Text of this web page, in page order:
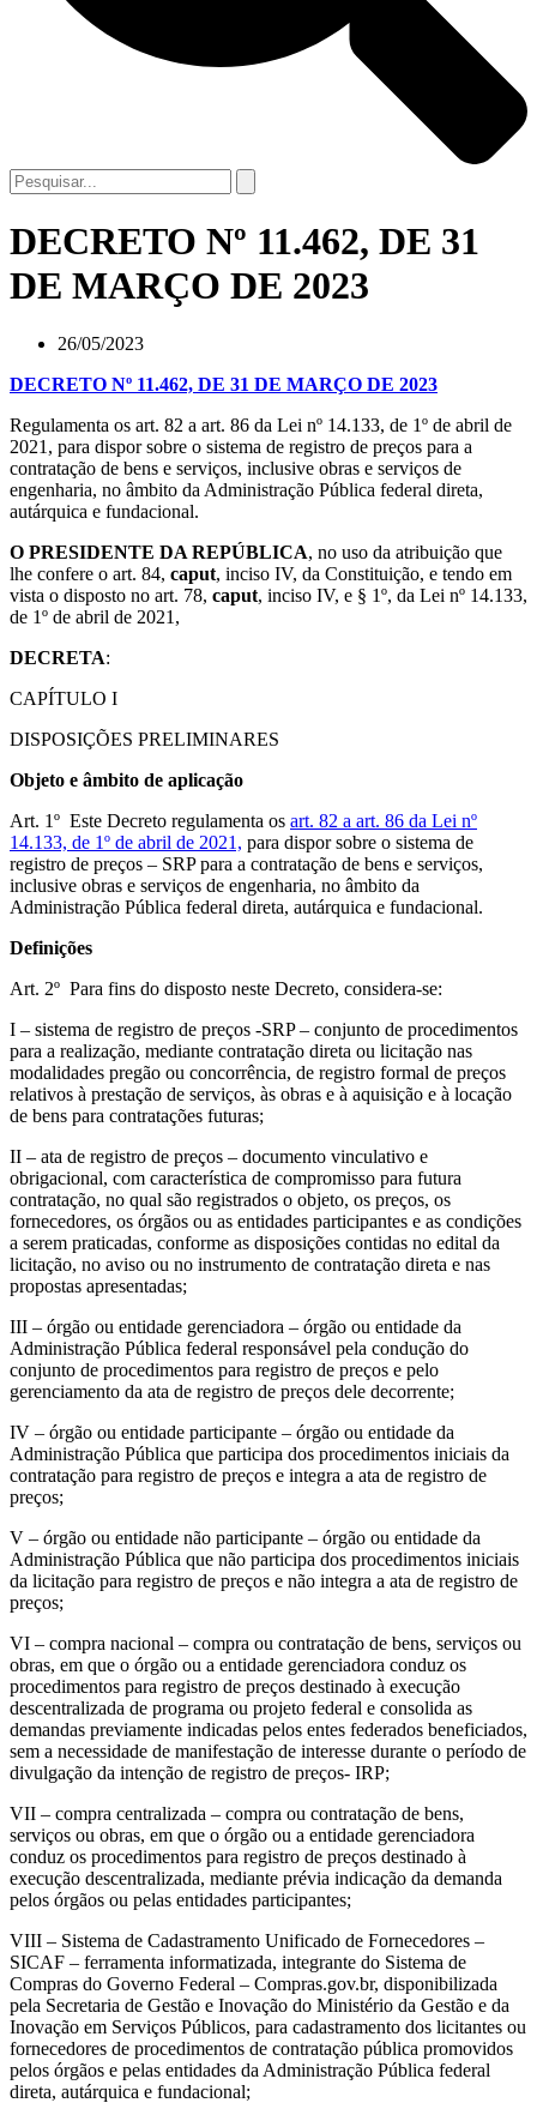
DECRETO Nº 11.462, DE 31
DE MARÇO DE 2023
26/05/2023
DECRETO Nº 11.462, DE 31 DE MARÇO DE 2023
Regulamenta os art. 82 a art. 86 da Lei nº 14.133, de 1º de abril de
2021, para dispor sobre o sistema de registro de preços para a
contratação de bens e serviços, inclusive obras e serviços de
engenharia, no âmbito da Administração Pública federal direta,
autárquica e fundacional.
O PRESIDENTE DA REPÚBLICA, no uso da atribuição que
lhe confere o art. 84, caput, inciso IV, da Constituição, e tendo em
vista o disposto no art. 78, caput, inciso IV, e § 1º, da Lei nº 14.133,
de 1º de abril de 2021,
DECRETA:
CAPÍTULO I
DISPOSIÇÕES PRELIMINARES
Objeto e âmbito de aplicação
Art. 1º Este Decreto regulamenta os art. 82 a art. 86 da Lei nº
14.133, de 1º de abril de 2021, para dispor sobre o sistema de
registro de preços – SRP para a contratação de bens e serviços,
inclusive obras e serviços de engenharia, no âmbito da
Administração Pública federal direta, autárquica e fundacional.
Definições
Art. 2º Para fins do disposto neste Decreto, considera-se:
I – sistema de registro de preços -SRP – conjunto de procedimentos
para a realização, mediante contratação direta ou licitação nas
modalidades pregão ou concorrência, de registro formal de preços
relativos à prestação de serviços, às obras e à aquisição e à locação
de bens para contratações futuras;
II – ata de registro de preços – documento vinculativo e
obrigacional, com característica de compromisso para futura
contratação, no qual são registrados o objeto, os preços, os
fornecedores, os órgãos ou as entidades participantes e as condições
a serem praticadas, conforme as disposições contidas no edital da
licitação, no aviso ou no instrumento de contratação direta e nas
propostas apresentadas;
III – órgão ou entidade gerenciadora – órgão ou entidade da
Administração Pública federal responsável pela condução do
conjunto de procedimentos para registro de preços e pelo
gerenciamento da ata de registro de preços dele decorrente;
IV – órgão ou entidade participante – órgão ou entidade da
Administração Pública que participa dos procedimentos iniciais da
contratação para registro de preços e integra a ata de registro de
preços;
V – órgão ou entidade não participante – órgão ou entidade da
Administração Pública que não participa dos procedimentos iniciais
da licitação para registro de preços e não integra a ata de registro de
preços;
VI – compra nacional – compra ou contratação de bens, serviços ou
obras, em que o órgão ou a entidade gerenciadora conduz os
procedimentos para registro de preços destinado à execução
descentralizada de programa ou projeto federal e consolida as
demandas previamente indicadas pelos entes federados beneficiados,
sem a necessidade de manifestação de interesse durante o período de
divulgação da intenção de registro de preços- IRP;
VII – compra centralizada – compra ou contratação de bens,
serviços ou obras, em que o órgão ou a entidade gerenciadora
conduz os procedimentos para registro de preços destinado à
execução descentralizada, mediante prévia indicação da demanda
pelos órgãos ou pelas entidades participantes;
VIII – Sistema de Cadastramento Unificado de Fornecedores –
SICAF – ferramenta informatizada, integrante do Sistema de
Compras do Governo Federal – Compras.gov.br, disponibilizada
pela Secretaria de Gestão e Inovação do Ministério da Gestão e da
Inovação em Serviços Públicos, para cadastramento dos licitantes ou
fornecedores de procedimentos de contratação pública promovidos
pelos órgãos e pelas entidades da Administração Pública federal
direta, autárquica e fundacional;